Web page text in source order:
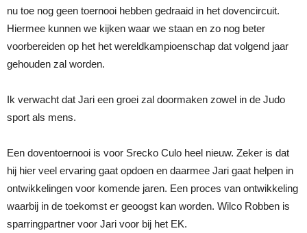
nu toe nog geen toernooi hebben gedraaid in het dovencircuit.
Hiermee kunnen we kijken waar we staan en zo nog beter
voorbereiden op het het wereldkampioenschap dat volgend jaar
gehouden zal worden.
Ik verwacht dat Jari een groei zal doormaken zowel in de Judo
sport als mens.
Een doventoernooi is voor Srecko Culo heel nieuw. Zeker is dat
hij hier veel ervaring gaat opdoen en daarmee Jari gaat helpen in
ontwikkelingen voor komende jaren. Een proces van ontwikkeling
waarbij in de toekomst er geoogst kan worden. Wilco Robben is
sparringpartner voor Jari voor bij het EK.